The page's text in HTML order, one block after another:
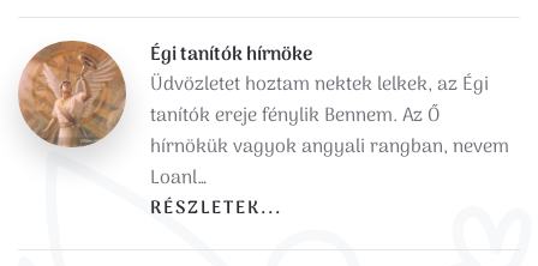
Égi tanítók hírnöke
Üdvözletet hoztam nektek lelkek, az Égi
tanítók ereje fénylik Bennem. Az Ő
hírnökük vagyok angyali rangban, nevem
Loanl…
RÉSZLETEK...